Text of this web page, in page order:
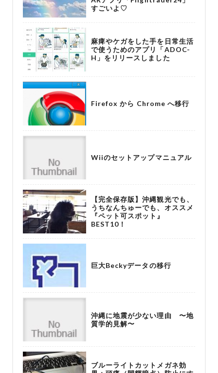
すごいよ♡
麻痺やケガをした手を日常生活
で使うためのアプリ「ADOC-
H」をリリースしました
Firefox から Chrome へ移行
Wiiのセットアップマニュアル
【完全保存版】沖縄観光でも、
うちなんちゅーでも、オススメ
『ペット可スポット』
BEST10！
巨大Beckyデータの移行
沖縄に地震が少ない理由 〜地
質学的見解〜
ブルーライトカットメガネ効